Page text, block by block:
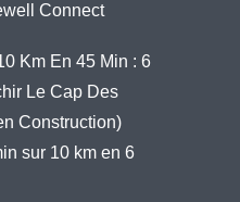
Connect
Km En 45 Min : 6
Le Cap Des
Construction)
sur 10 km en 6